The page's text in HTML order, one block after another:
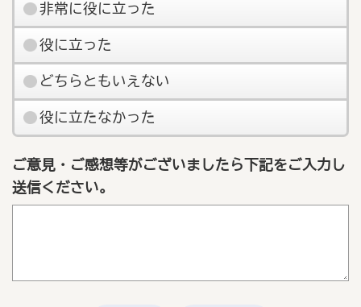
非常に役に立った
役に立った
どちらともいえない
役に立たなかった
ご意見・ご感想等がございましたら下記をご入力し
送信ください。